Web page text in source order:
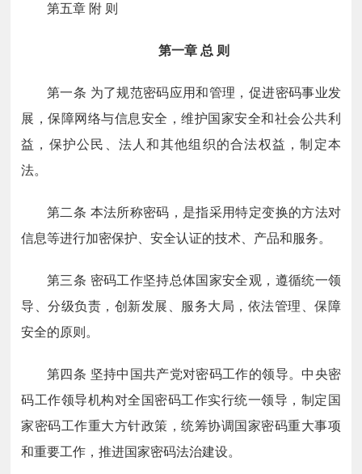
第五章 附 则
第一章 总 则
第一条 为了规范密码应用和管理，促进密码事业发
展，保障网络与信息安全，维护国家安全和社会公共利
益，保护公民、法人和其他组织的合法权益，制定本
法。
第二条 本法所称密码，是指采用特定变换的方法对
信息等进行加密保护、安全认证的技术、产品和服务。
第三条 密码工作坚持总体国家安全观，遵循统一领
导、分级负责，创新发展、服务大局，依法管理、保障
安全的原则。
第四条 坚持中国共产党对密码工作的领导。中央密
码工作领导机构对全国密码工作实行统一领导，制定国
家密码工作重大方针政策，统筹协调国家密码重大事项
和重要工作，推进国家密码法治建设。